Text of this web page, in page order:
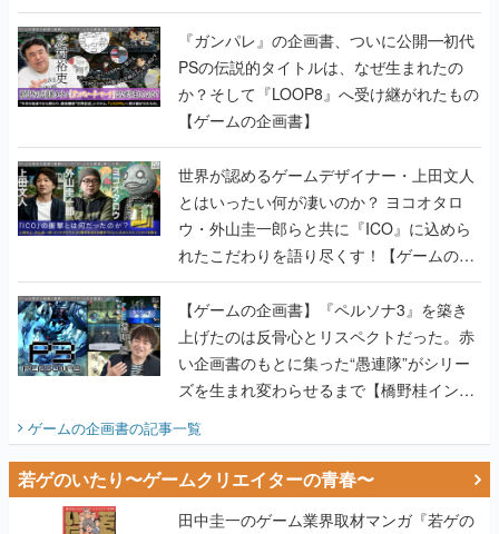
書】
『ガンパレ』の企画書、ついに公開━初代
PSの伝説的タイトルは、なぜ生まれたの
か？そして『LOOP8』へ受け継がれたもの
【ゲームの企画書】
世界が認めるゲームデザイナー・上田文人
とはいったい何が凄いのか？ ヨコオタロ
ウ・外山圭一郎らと共に『ICO』に込めら
れたこだわりを語り尽くす！【ゲームの企
画書】
【ゲームの企画書】『ペルソナ3』を築き
上げたのは反骨心とリスペクトだった。赤
い企画書のもとに集った“愚連隊”がシリー
ズを生まれ変わらせるまで【橋野桂インタ
ビュー】
ゲームの企画書の記事一覧
若ゲのいたり〜ゲームクリエイターの青春〜
田中圭一のゲーム業界取材マンガ『若ゲの